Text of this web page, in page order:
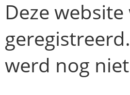
Deze
werd nog